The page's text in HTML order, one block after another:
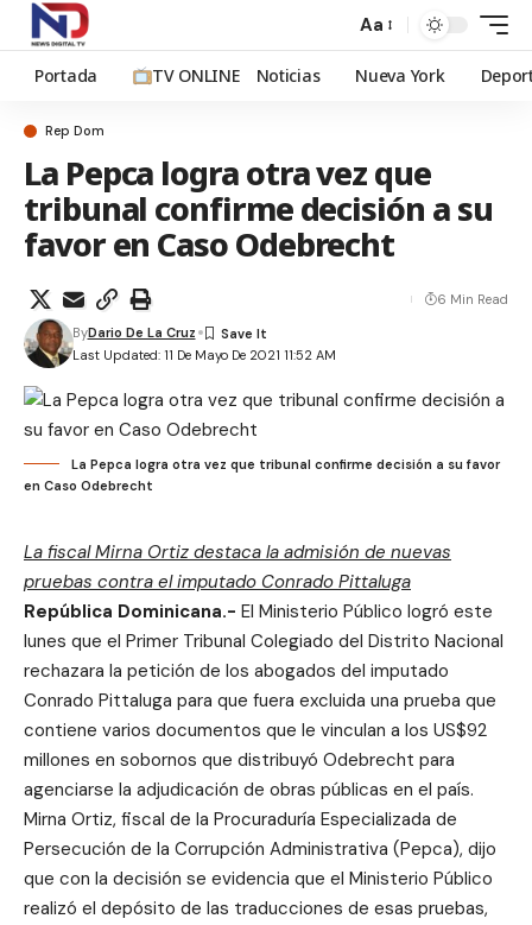
Aa
Portada TV ONLINE Noticias Nueva York
Rep Dom
La Pepca logra otra vez que
tribunal confirme decisión a su
favor en Caso Odebrecht
Last Updated: 11 De Mayo De 2021 11:52 AM
ByDario De La Cruz
6 Min Read
La Pepca logra otra vez que tribunal confirme decisión a su favor
en Caso Odebrecht
La fiscal Mirna Ortiz destaca la admisión de nuevas
pruebas contra el imputado Conrado Pittaluga
República Dominicana.- El Ministerio Público logró este
lunes que el Primer Tribunal Colegiado del Distrito Nacional
rechazara la petición de los abogados del imputado
Conrado Pittaluga para que fuera excluida una prueba que
contiene varios documentos que le vinculan a los US$92
millones en sobornos que distribuyó Odebrecht para
agenciarse la adjudicación de obras públicas en el país.
Mirna Ortiz, fiscal de la Procuraduría Especializada de
Persecución de la Corrupción Administrativa (Pepca), dijo
que con la decisión se evidencia que el Ministerio Público
realizó el depósito de las traducciones de esas pruebas,